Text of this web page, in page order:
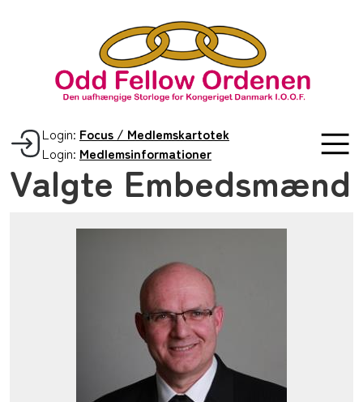
Login: Focus / Medlemskartotek
Login: Medlemsinformationer
Valgte Embedsmænd